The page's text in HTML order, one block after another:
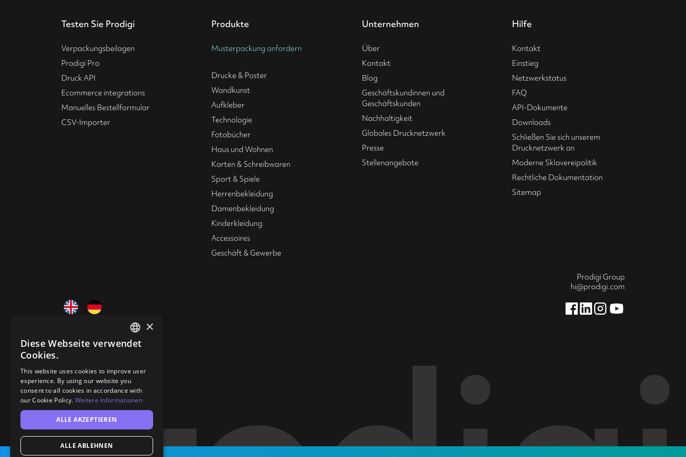
Prodigi Group
hi@prodigi.com
Testen Sie Prodigi
Verpackungsbeilagen
Prodigi Pro
Druck API
Ecommerce integrations
Manuelles Bestellformular
CSV-Importer
Produkte
Musterpackung anfordern
Drucke & Poster
Wandkunst
Aufkleber
Technologie
Fotobücher
Haus und Wohnen
Karten & Schreibwaren
Sport & Spiele
Herrenbekleidung
Damenbekleidung
Kinderkleidung
Accessoires
Geschäft & Gewerbe
Unternehmen
Über
Kontakt
Blog
Geschäftskundinnen und
Geschäftskunden
Nachhaltigkeit
Globales Drucknetzwerk
Presse
Stellenangebote
Hilfe
Kontakt
Einstieg
Netzwerkstatus
FAQ
API-Dokumente
Downloads
Schließen Sie sich unserem
Drucknetzwerk an
Moderne Sklavereipolitik
Rechtliche Dokumentation
Sitemap
ENGLISH
×
Diese Webseite verwendet
Cookies.
This website uses cookies to improve user
experience. By using our website you
consent to all cookies in accordance with
our Cookie Policy. Weitere Informationen
ALLE AKZEPTIEREN
ALLE ABLEHNEN